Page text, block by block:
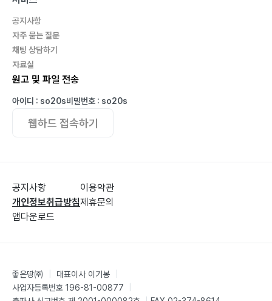
공지사항
자주 묻는 질문
채팅 상담하기
자료실
원고 및 파일 전송
아이디 : so20s비밀번호 : so20s
웹하드 접속하기
공지사항
개인정보취급방침
앱다운로드
이용약관
제휴문의
좋은땅㈜ 대표이사 이기봉
사업자등록번호 196-81-00877